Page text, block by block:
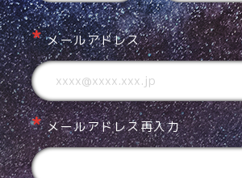
メールアドレス
メールアドレス再入力